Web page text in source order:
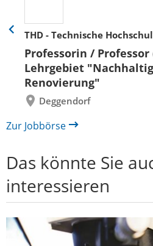
THD - Technische
Professorin /
Lehrgebiet
Renovierung"
Deggendorf
Eine
zurück
Zur Jobbörse
Das könnte Sie
interessieren